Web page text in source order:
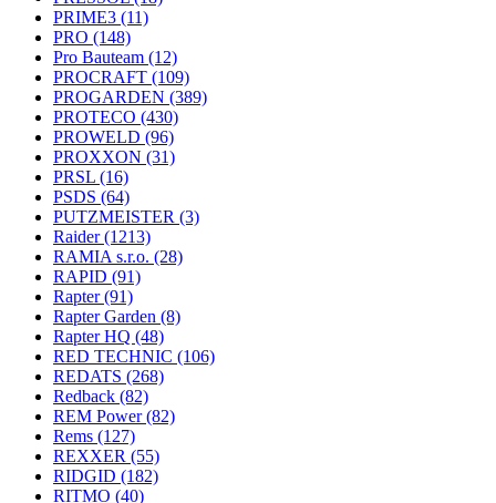
PRIME3 (11)
PRO (148)
Pro Bauteam (12)
PROCRAFT (109)
PROGARDEN (389)
PROTECO (430)
PROWELD (96)
PROXXON (31)
PRSL (16)
PSDS (64)
PUTZMEISTER (3)
Raider(1213)
RAMIA s.r.o. (28)
RAPID (91)
Rapter(91)
Rapter Garden (8)
Rapter HQ (48)
RED TECHNIC (106)
REDATS (268)
Redback (82)
REM Power(82)
Rems (127)
REXXER (55)
RIDGID (182)
RITMO (40)